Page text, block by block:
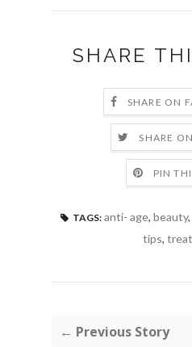
SHARE
SHARE ON
SHARE
PIN
TAGS: anti- age, beauty,
tips,
← Previous Story